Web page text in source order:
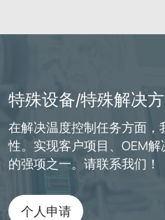
特殊设备/特殊解决
在解决温度控制任务方面
性。实现客户项目、OEM
的强项之一。请联系我们！
个人申请